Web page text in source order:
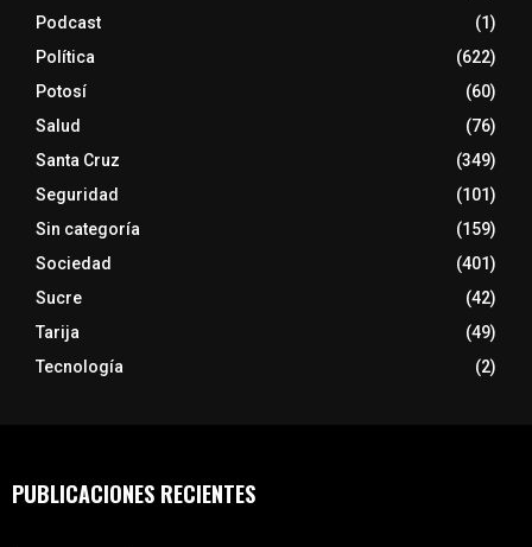
Podcast
(1)
Política
(622)
Potosí
(60)
Salud
(76)
Santa Cruz
(349)
Seguridad
(101)
Sin categoría
(159)
Sociedad
(401)
Sucre
(42)
Tarija
(49)
Tecnología
(2)
PUBLICACIONES RECIENTES